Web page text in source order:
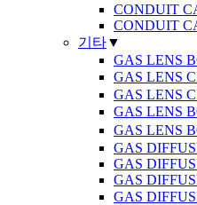
CONDUIT
CONDUIT
기타▼
GAS LENS
GAS LENS
GAS LENS
GAS LENS
GAS LENS
GAS
GAS
GAS
GAS